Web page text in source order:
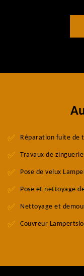
Réparation fuite de
Travaux de
Pose de velux
Pose et nettoyage
Nettoyage et
Couvreur